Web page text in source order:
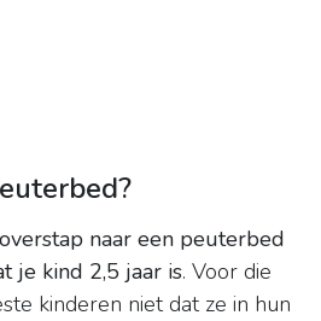
naar een peuterbed
je kind 2,5 jaar is. Voor die
kinderen niet dat ze in hun